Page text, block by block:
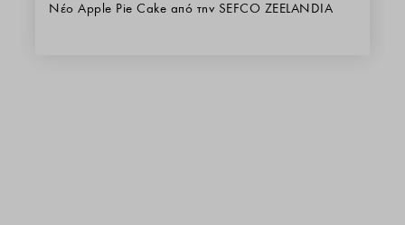
Νέο Apple Pie Cake από την SEFCO ZEELANDIA